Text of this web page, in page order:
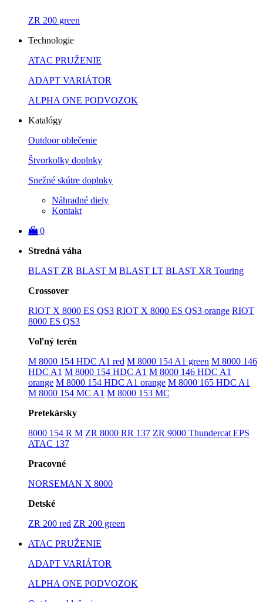
ZR 200 green
Technologie
ATAC PRUŽENIE
ADAPT VARIÁTOR
ALPHA ONE PODVOZOK
Katalógy
Outdoor oblečenie
Štvorkolky doplnky
Snežné skútre doplnky
Náhradné diely
Kontakt
0
Stredná váha
BLAST ZR BLAST M BLAST LT BLAST XR Touring
Crossover
RIOT X 8000 ES QS3 RIOT X 8000 ES QS3 orange RIOT
8000 ES QS3
Voľný terén
M 8000 154 HDC A1 red M 8000 154 A1 green M 8000 146
HDC A1 M 8000 154 HDC A1 M 8000 146 HDC A1
orange M 8000 154 HDC A1 orange M 8000 165 HDC A1
M 8000 154 MC A1 M 8000 153 MC
Pretekársky
8000 154 R M ZR 8000 RR 137 ZR 9000 Thundercat EPS
ATAC 137
Pracovné
NORSEMAN X 8000
Detské
ZR 200 red ZR 200 green
ATAC PRUŽENIE
ADAPT VARIÁTOR
ALPHA ONE PODVOZOK